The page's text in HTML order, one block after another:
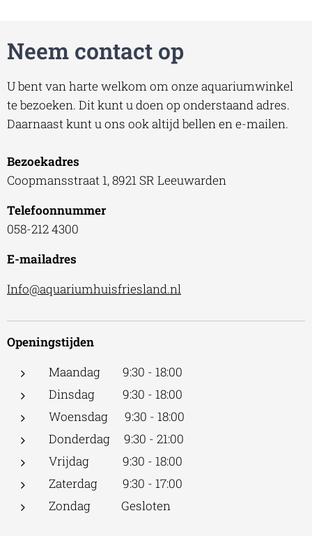
Neem contact op
U bent van harte welkom om onze aquariumwinkel
te bezoeken. Dit kunt u doen op onderstaand adres.
Daarnaast kunt u ons ook altijd bellen en e-mailen.
Bezoekadres
Coopmansstraat 1, 8921 SR Leeuwarden
Telefoonnummer
058-212 4300
E-mailadres
Info@aquariumhuisfriesland.nl
Openingstijden
Maandag 9:30 - 18:00
Dinsdag 9:30 - 18:00
Woensdag 9:30 - 18:00
Donderdag 9:30 - 21:00
Vrijdag 9:30 - 18:00
Zaterdag 9:30 - 17:00
Zondag Gesloten